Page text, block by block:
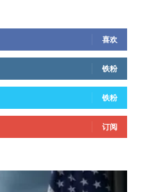
喜欢
铁粉
铁粉
订阅